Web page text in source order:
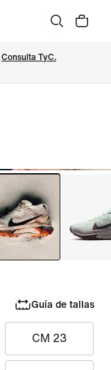
Consulta TyC.
Guía de tallas
CM 23